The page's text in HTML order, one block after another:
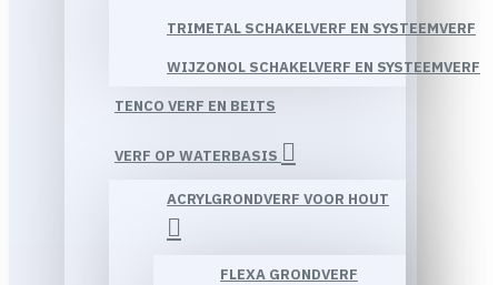
TRIMETAL SCHAKELVERF EN SYSTEEMVERF
WIJZONOL SCHAKELVERF EN SYSTEEMVERF
TENCO VERF EN BEITS
VERF OP WATERBASIS
ACRYLGRONDVERF VOOR HOUT
FLEXA GRONDVERF